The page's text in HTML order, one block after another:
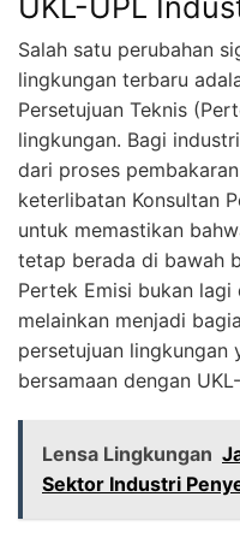
Salah satu perubahan
lingkungan terbaru
Persetujuan Teknis
lingkungan. Bagi
dari proses
keterlibatan Konsultan
untuk memastikan
tetap berada di bawah
Pertek Emisi bukan
melainkan menjadi
persetujuan lingkungan
bersamaan dengan
Lensa Lingkungan
Sektor Industri